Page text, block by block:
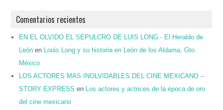
Comentarios recientes
EN EL OLVIDO EL SEPULCRO DE LUIS LONG - El Heraldo de
León en
Louis Long y su historia en León de los Aldama, Gto.
México
LOS ACTORES MAS INOLVIDABLES DEL CINE MEXICANO –
STORY EXPRESS en
Los actores y actrices de la época de oro
del cine mexicano